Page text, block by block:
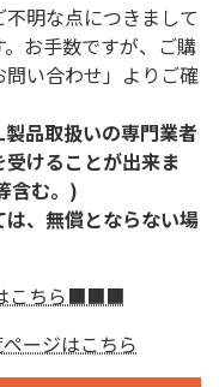
明な点につきまして
お手数ですが、ご購
い合わせ」よりご確
品取扱いの専門業者
けることが出来ま
含む。)
、無償とならない場
こちら■■■
ージはこちら